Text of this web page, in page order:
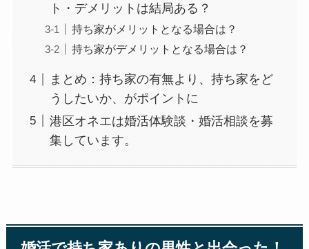
ト・デメリットは結局ある？
持ち家がメリットとなる場合は？
持ち家がデメリットとなる場合は？
まとめ：持ち家の有無より、持ち家をど
うしたいか、がポイントに
港区オネエは婚活体験談・婚活相談を募
集しています。